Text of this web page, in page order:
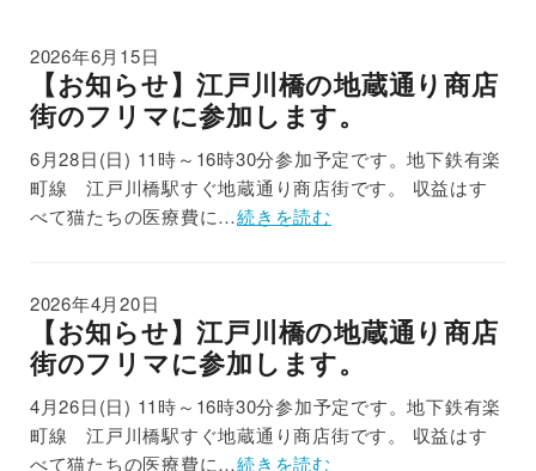
2026年6月15日
【お知らせ】江戸川橋の地蔵通り商店
街のフリマに参加します。
6月28日(日) 11時～16時30分参加予定です。地下鉄有楽
町線 江戸川橋駅すぐ地蔵通り商店街です。 収益はす
べて猫たちの医療費に…続きを読む
2026年4月20日
【お知らせ】江戸川橋の地蔵通り商店
街のフリマに参加します。
4月26日(日) 11時～16時30分参加予定です。地下鉄有楽
町線 江戸川橋駅すぐ地蔵通り商店街です。 収益はす
べて猫たちの医療費に…続きを読む